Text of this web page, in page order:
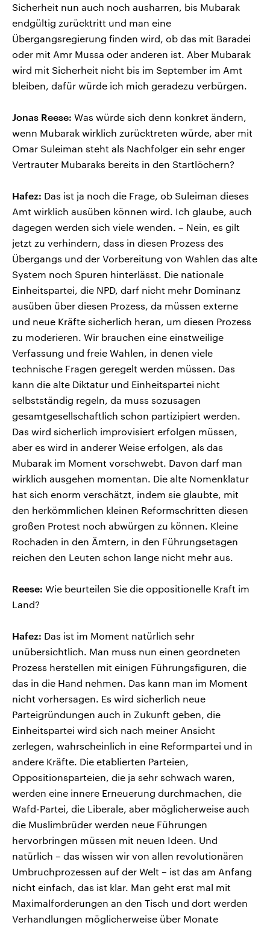
Sicherheit nun auch noch ausharren, bis Mubarak
endgültig zurücktritt und man eine
Übergangsregierung finden wird, ob das mit Baradei
oder mit Amr Mussa oder anderen ist. Aber Mubarak
wird mit Sicherheit nicht bis im September im Amt
bleiben, dafür würde ich mich geradezu verbürgen.
Jonas Reese: Was würde sich denn konkret ändern,
wenn Mubarak wirklich zurücktreten würde, aber mit
Omar Suleiman steht als Nachfolger ein sehr enger
Vertrauter Mubaraks bereits in den Startlöchern?
Hafez: Das ist ja noch die Frage, ob Suleiman dieses
Amt wirklich ausüben können wird. Ich glaube, auch
dagegen werden sich viele wenden. – Nein, es gilt
jetzt zu verhindern, dass in diesen Prozess des
Übergangs und der Vorbereitung von Wahlen das alte
System noch Spuren hinterlässt. Die nationale
Einheitspartei, die NPD, darf nicht mehr Dominanz
ausüben über diesen Prozess, da müssen externe
und neue Kräfte sicherlich heran, um diesen Prozess
zu moderieren. Wir brauchen eine einstweilige
Verfassung und freie Wahlen, in denen viele
technische Fragen geregelt werden müssen. Das
kann die alte Diktatur und Einheitspartei nicht
selbstständig regeln, da muss sozusagen
gesamtgesellschaftlich schon partizipiert werden.
Das wird sicherlich improvisiert erfolgen müssen,
aber es wird in anderer Weise erfolgen, als das
Mubarak im Moment vorschwebt. Davon darf man
wirklich ausgehen momentan. Die alte Nomenklatur
hat sich enorm verschätzt, indem sie glaubte, mit
den herkömmlichen kleinen Reformschritten diesen
großen Protest noch abwürgen zu können. Kleine
Rochaden in den Ämtern, in den Führungsetagen
reichen den Leuten schon lange nicht mehr aus.
Reese: Wie beurteilen Sie die oppositionelle Kraft im
Land?
Hafez: Das ist im Moment natürlich sehr
unübersichtlich. Man muss nun einen geordneten
Prozess herstellen mit einigen Führungsfiguren, die
das in die Hand nehmen. Das kann man im Moment
nicht vorhersagen. Es wird sicherlich neue
Parteigründungen auch in Zukunft geben, die
Einheitspartei wird sich nach meiner Ansicht
zerlegen, wahrscheinlich in eine Reformpartei und in
andere Kräfte. Die etablierten Parteien,
Oppositionsparteien, die ja sehr schwach waren,
werden eine innere Erneuerung durchmachen, die
Wafd-Partei, die Liberale, aber möglicherweise auch
die Muslimbrüder werden neue Führungen
hervorbringen müssen mit neuen Ideen. Und
natürlich – das wissen wir von allen revolutionären
Umbruchprozessen auf der Welt – ist das am Anfang
nicht einfach, das ist klar. Man geht erst mal mit
Maximalforderungen an den Tisch und dort werden
Verhandlungen möglicherweise über Monate